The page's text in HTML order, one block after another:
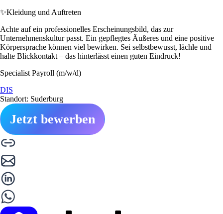
✨Kleidung und Auftreten
Achte auf ein professionelles Erscheinungsbild, das zur
Unternehmenskultur passt. Ein gepflegtes Äußeres und eine positive
Körpersprache können viel bewirken. Sei selbstbewusst, lächle und
halte Blickkontakt – das hinterlässt einen guten Eindruck!
Specialist Payroll (m/w/d)
DIS
Standort: Suderburg
Jetzt bewerben